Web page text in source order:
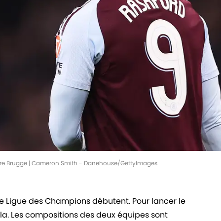
Brugge | Cameron Smith - Danehouse/GettyImages
des Champions débutent. Pour lancer le
Les compositions des deux équipes sont